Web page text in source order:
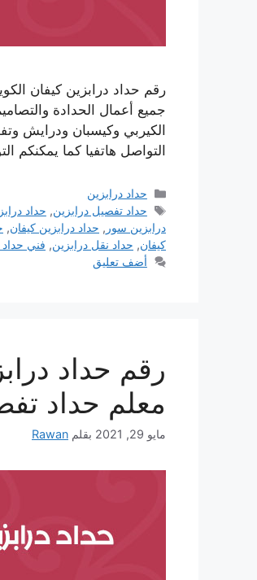
رقم حداد درابزين كيفان
جميع أعمال الحدادة
الكيربي وكيسبان ودرايش
التواصل هاتفيا كما يمكنكم
التصنيفات
حداد درابزين
الوسوم
حداد تفصيل درابزين, حداد
درابزين سور , حداد درابزين كيفان,
كيفان, حداد نقل درابزين, فني حداد
أضف تعليق
معلم حداد
مايو 29, 2021 بقلم Rawan